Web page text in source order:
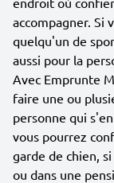
accompagner. Si
quelqu'un de
aussi pour la
Avec Emprunte
faire une ou
personne qui
vous pourrez
garde de chien,
ou dans une